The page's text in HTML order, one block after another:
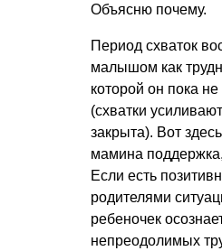
Объясню почему.
Период схваток
малышом как
которой он пока
(схватки
закрыта). Вот
мамина
Если есть
родителями
ребеночек
непреодолимых